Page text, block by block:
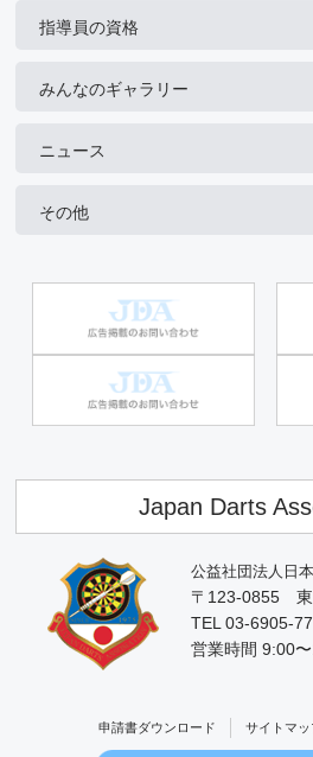
指導員の資格
みんなのギャラリー
ニュース
その他
Japan Darts
公益社団法人日
〒123-0855 東
TEL 03-6905-
営業時間 9:00
申請書ダウンロード サイトマッ